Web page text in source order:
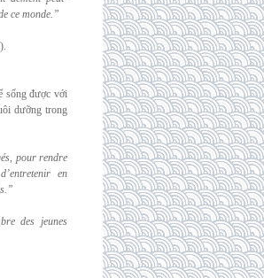
ce monde.”
).
sống được với
dưỡng trong
pour rendre
en
des jeunes